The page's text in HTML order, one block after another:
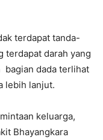
terdapat tanda-
terdapat darah yang
bagian dada terlihat
lebih lanjut.
keluarga,
Bhayangkara